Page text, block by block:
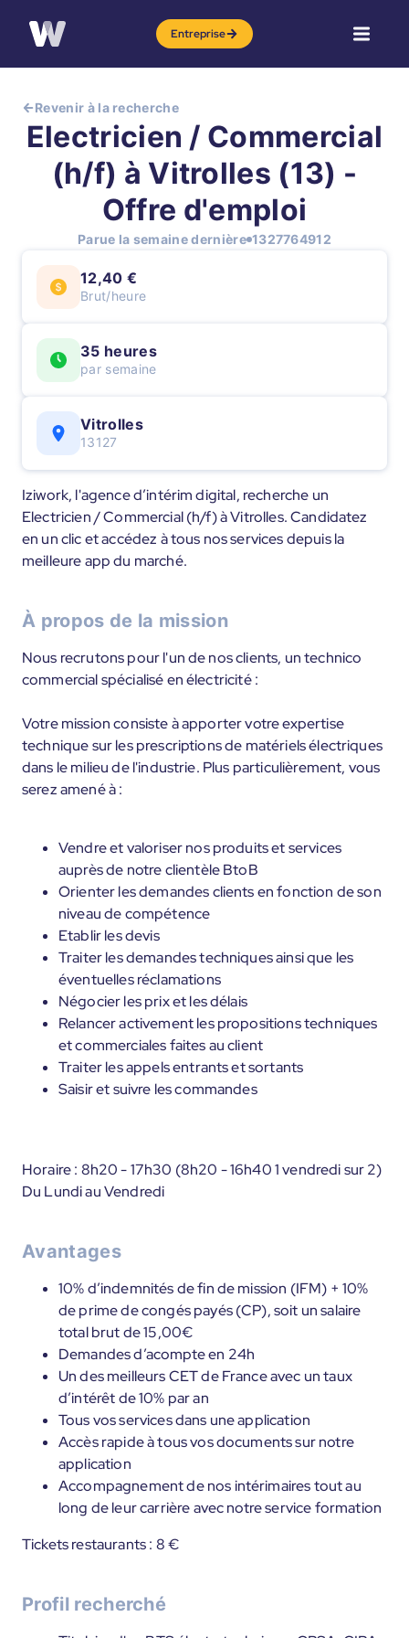
Entreprise
Revenir à la recherche
Electricien / Commercial
(h/f) à Vitrolles (13) -
Offre d'emploi
Parue la semaine dernière 1327764912
12,40 €
Brut/heure
35 heures
par semaine
Vitrolles
13127
Iziwork, l'agence d’intérim digital, recherche un
Electricien / Commercial (h/f) à Vitrolles. Candidatez
en un clic et accédez à tous nos services depuis la
meilleure app du marché.
À propos de la mission
Nous recrutons pour l'un de nos clients, un technico
commercial spécialisé en électricité :
Votre mission consiste à apporter votre expertise
technique sur les prescriptions de matériels électriques
dans le milieu de l'industrie. Plus particulièrement, vous
serez amené à :
Vendre et valoriser nos produits et services
auprès de notre clientèle BtoB
Orienter les demandes clients en fonction de son
niveau de compétence
Etablir les devis
Traiter les demandes techniques ainsi que les
éventuelles réclamations
Négocier les prix et les délais
Relancer activement les propositions techniques
et commerciales faites au client
Traiter les appels entrants et sortants
Saisir et suivre les commandes
Horaire : 8h20 - 17h30 (8h20 - 16h40 1 vendredi sur 2)
Du Lundi au Vendredi
Avantages
10% d’indemnités de fin de mission (IFM) + 10%
de prime de congés payés (CP), soit un salaire
total brut de 15,00€
Demandes d’acompte en 24h
Un des meilleurs CET de France avec un taux
d’intérêt de 10% par an
Tous vos services dans une application
Accès rapide à tous vos documents sur notre
application
Accompagnement de nos intérimaires tout au
long de leur carrière avec notre service formation
Tickets restaurants : 8 €
Profil recherché